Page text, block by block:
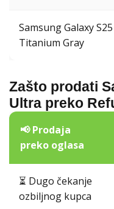
Samsung Galaxy
Titanium Gray
Zašto prodati
Ultra preko
📢 Prodaja
preko oglasa
⏳ Dugo čekanje
ozbiljnog kupca